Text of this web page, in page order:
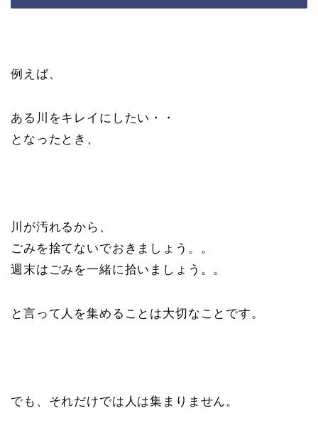
例えば、
ある川をキレイにしたい・・
となったとき、
川が汚れるから、
ごみを捨てないでおきましょう。。
週末はごみを一緒に拾いましょう。。
と言って人を集めることは大切なことです。
でも、それだけでは人は集まりません。